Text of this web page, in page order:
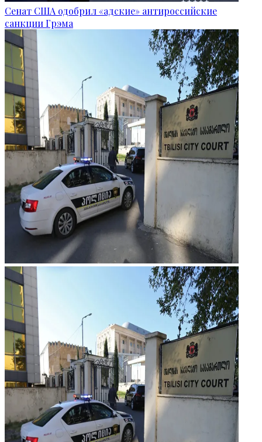
Сенат США одобрил «адские» антироссийские
санкции Грэма